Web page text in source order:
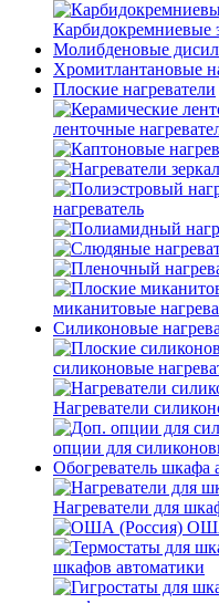
Карбидокремниевые
Молибденовые
Хромитлантановые
Плоские нагреватели
ленточные
нагреватель
миканитовые
Силиконовые
силиконовые
Нагреватели
опции для
Обогреватель шкафа
Нагреватели для
шкафов автоматики